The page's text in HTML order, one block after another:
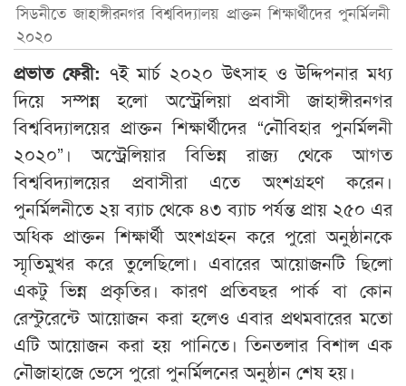
সিডনীতে জাহাঙ্গীরনগর বিশ্ববিদ্যালয় প্রাক্তন শিক্ষার্থীদের পুনর্মিলনী
২০২০
প্রভাত ফেরী: ৭ই মার্চ ২০২০ উৎসাহ ও উদ্দিপনার মধ্য
দিয়ে সম্পন্ন হলো অস্ট্রেলিয়া প্রবাসী জাহাঙ্গীরনগর
বিশ্ববিদ্যালয়ের প্রাক্তন শিক্ষার্থীদের “নৌবিহার পুনর্মিলনী
২০২০”। অস্ট্রেলিয়ার বিভিন্ন রাজ্য থেকে আগত
বিশ্ববিদ্যালয়ের প্রবাসীরা এতে অংশগ্রহণ করেন।
পুনর্মিলনীতে ২য় ব্যাচ থেকে ৪৩ ব্যাচ পর্যন্ত প্রায় ২৫০ এর
অধিক প্রাক্তন শিক্ষার্থী অংশগ্রহন করে পুরো অনুষ্ঠানকে
স্মৃতিমুখর করে তুলেছিলো। এবারের আয়োজনটি ছিলো
একটু ভিন্ন প্রকৃতির। কারণ প্রতিবছর পার্ক বা কোন
রেস্টুরেন্টে আয়োজন করা হলেও এবার প্রথমবারের মতো
এটি আয়োজন করা হয় পানিতে। তিনতলার বিশাল এক
নৌজাহাজে ভেসে পুরো পুনর্মিলনের অনুষ্ঠান শেষ হয়।